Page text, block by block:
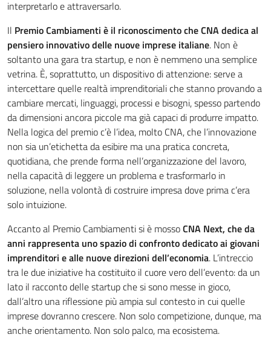
interpretarlo e attraversarlo.
Il Premio Cambiamenti è il riconoscimento che CNA dedica al
pensiero innovativo delle nuove imprese italiane. Non è
soltanto una gara tra startup, e non è nemmeno una semplice
vetrina. È, soprattutto, un dispositivo di attenzione: serve a
intercettare quelle realtà imprenditoriali che stanno provando a
cambiare mercati, linguaggi, processi e bisogni, spesso partendo
da dimensioni ancora piccole ma già capaci di produrre impatto.
Nella logica del premio c’è l’idea, molto CNA, che l’innovazione
non sia un’etichetta da esibire ma una pratica concreta,
quotidiana, che prende forma nell’organizzazione del lavoro,
nella capacità di leggere un problema e trasformarlo in
soluzione, nella volontà di costruire impresa dove prima c’era
solo intuizione.
Accanto al Premio Cambiamenti si è mossoCNA Next, che da
anni rappresenta uno spazio di confronto dedicato ai giovani
imprenditori e alle nuove direzioni dell’economia. L’intreccio
tra le due iniziative ha costituito il cuore vero dell’evento: da un
lato il racconto delle startup che si sono messe in gioco,
dall’altro una riflessione più ampia sul contesto in cui quelle
imprese dovranno crescere. Non solo competizione, dunque, ma
anche orientamento. Non solo palco, ma ecosistema.